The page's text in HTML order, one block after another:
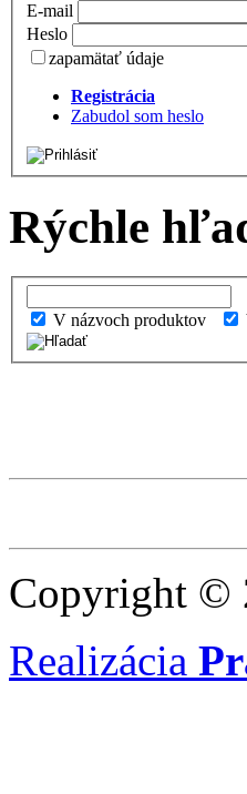
E-mail
Heslo
zapamätať údaje
Registrácia
Zabudol som heslo
Rýchle
V názvoch produktov
Copyright ©
Realizácia